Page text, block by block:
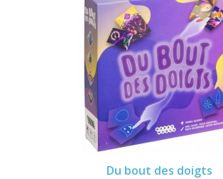
Du bout des doigts